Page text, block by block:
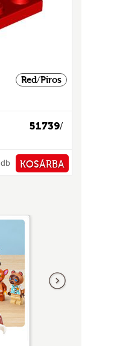
Red/Piros
51739/
db KOSÁRBA